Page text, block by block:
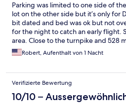
Parking was limited to one side of
lot on the other side but it’s only for
bit dated and bed was ok but not
for the night to catch an early flight.
area. Close to the turnpike and 528
airport. Couple minutes from
the 417 to Disney
Robert, Aufenthalt von 1 Nacht
Verifizierte Bewertung
10/10 –